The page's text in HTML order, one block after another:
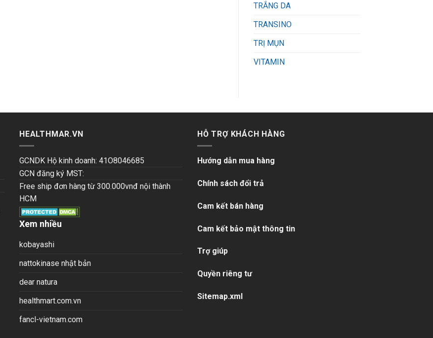
TRẮNG DA
TRANSINO
TRỊ MỤN
VITAMIN
HEALTHMAR.VN
GCNDK Hộ kinh doanh: 41O8046685
GCN đăng ký MST:
Free ship đơn hàng từ 300.000vnđ nội thành
HCM
Xem nhiều
kobayashi
nattokinase nhật bản
dear natura
healthmart.com.vn
fancl-vietnam.com
HỖ TRỢ KHÁCH HÀNG
Hướng dẫn mua hàng
Chính sách đổi trả
Cam kết bán hàng
Cam kết bảo mật thông tin
Trợ giúp
Quyền riêng tư
Sitemap.xml